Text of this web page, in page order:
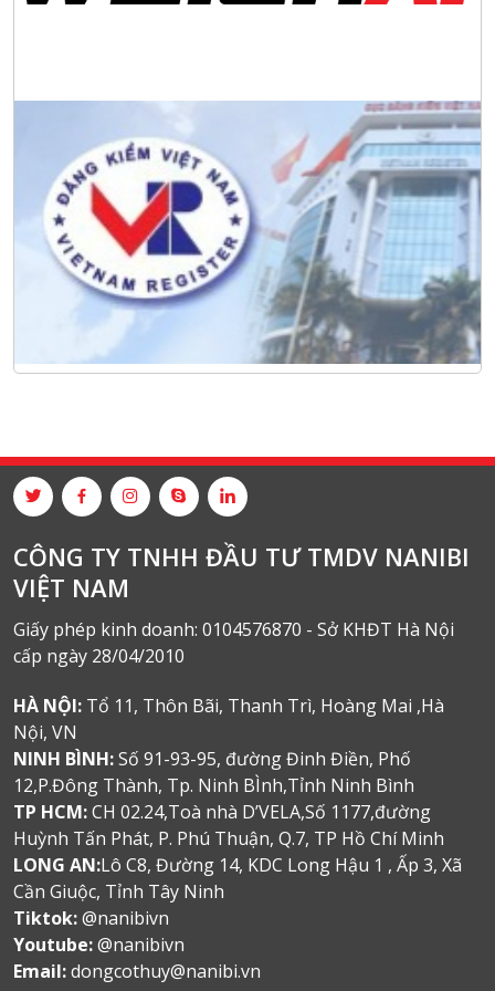
CÔNG TY TNHH ĐẦU TƯ TMDV NANIBI
VIỆT NAM
Giấy phép kinh doanh: 0104576870 - Sở KHĐT Hà Nội
cấp ngày 28/04/2010
HÀ NỘI: Tổ 11, Thôn Bãi, Thanh Trì, Hoàng Mai ,Hà
Nội, VN
NINH BÌNH:Số 91-93-95, đường Đinh Điền, Phố
12,P.Đông Thành, Tp. Ninh BÌnh,Tỉnh Ninh Bình
TP HCM:CH 02.24,Toà nhà D’VELA,Số 1177,đường
Huỳnh Tấn Phát, P. Phú Thuận, Q.7, TP Hồ Chí Minh
LONG AN:Lô C8, Đường 14, KDC Long Hậu 1 , Ấp 3, Xã
Cần Giuộc, Tỉnh Tây Ninh
Tiktok:@nanibivn
Youtube:@nanibivn
Email:dongcothuy@nanibi.vn